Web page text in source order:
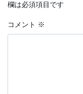
欄は必須項目です
コメント ※